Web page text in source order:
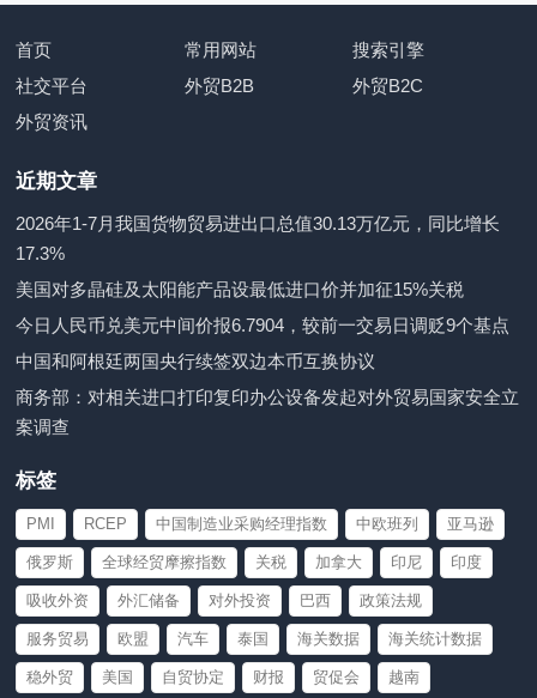
首页 常用网站
搜索引擎
社交平台
外贸B2B
外贸B2C
外贸资讯
近期文章
2026年1-7月我国货物贸易进出口总值30.13万亿元，同比增长
17.3%
美国对多晶硅及太阳能产品设最低进口价并加征15%关税
今日人民币兑美元中间价报6.7904，较前一交易日调贬9个基点
中国和阿根廷两国央行续签双边本币互换协议
商务部：对相关进口打印复印办公设备发起对外贸易国家安全立
案调查
标签
PMI RCEP 中国制造业采购经理指数 中欧班列 亚马逊
俄罗斯 全球经贸摩擦指数 关税 加拿大 印尼 印度
吸收外资 外汇储备 对外投资 巴西 政策法规
服务贸易 欧盟 汽车 泰国 海关数据 海关统计数据
稳外贸 美国 自贸协定 财报 贸促会 越南